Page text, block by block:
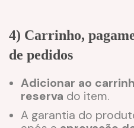
4) Carrinho,
de pedidos
Adicionar ao
reserva do item.
A garantia do